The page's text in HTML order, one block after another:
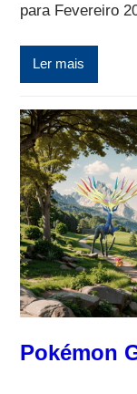
para Fevereiro
Ler mais
Pokémon